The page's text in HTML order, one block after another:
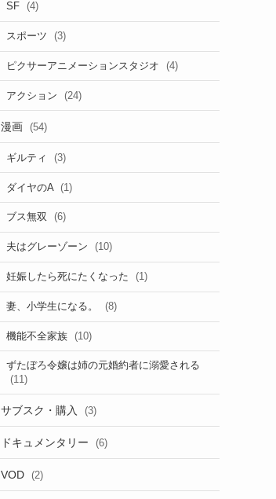
SF (4)
スポーツ (3)
ピクサーアニメーションスタジオ (4)
アクション (24)
漫画 (54)
ギルティ (3)
ダイヤのA (1)
ブス無双 (6)
夫はグレーゾーン (10)
妊娠したら死にたくなった (1)
妻、小学生になる。 (8)
機能不全家族 (10)
ずたぼろ令嬢は姉の元婚約者に溺愛される
(11)
サブスク・購入 (3)
ドキュメンタリー (6)
VOD (2)